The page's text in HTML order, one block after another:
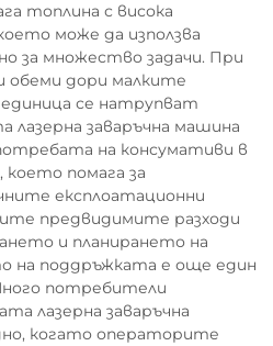
топлина с висока
може да използва
за множество задачи. При
обеми дори малките
единица се натрупват
лазерна заваръчна машина
на консумативи в
което помага за
експлоатационни
предвидимите разходи
и планирането на
на поддръжката е още един
потребители
лазерна заваръчна
когато операторите